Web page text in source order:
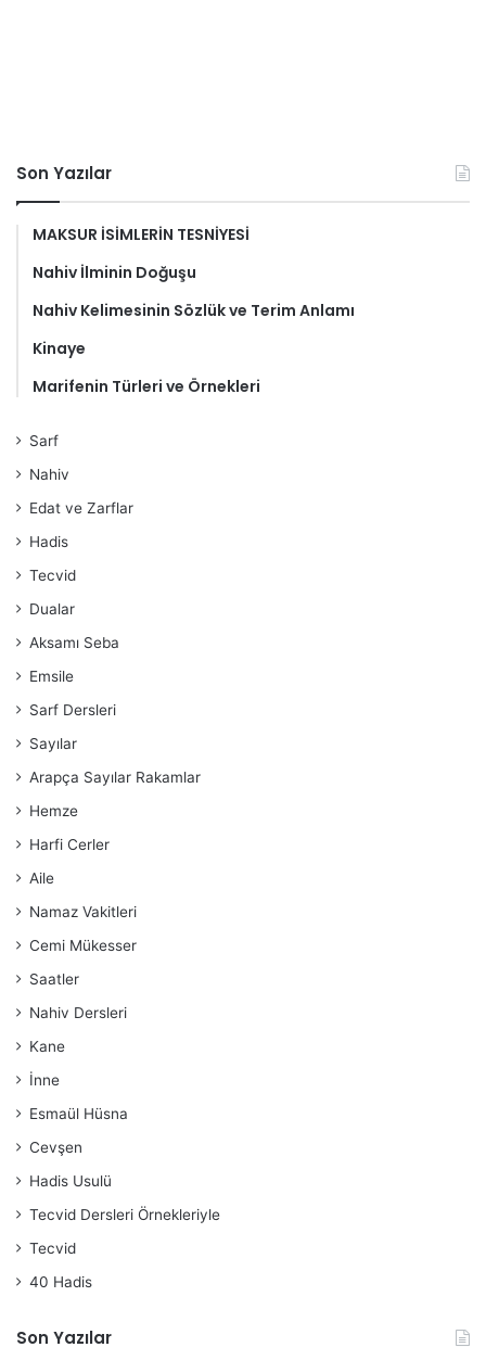
Son Yazılar
MAKSUR İSİMLERİN TESNİYESİ
Nahiv İlminin Doğuşu
Nahiv Kelimesinin Sözlük ve Terim Anlamı
Kinaye
Marifenin Türleri ve Örnekleri
Sarf
Nahiv
Edat ve Zarflar
Hadis
Tecvid
Dualar
Aksamı Seba
Emsile
Sarf Dersleri
Sayılar
Arapça Sayılar Rakamlar
Hemze
Harfi Cerler
Aile
Namaz Vakitleri
Cemi Mükesser
Saatler
Nahiv Dersleri
Kane
İnne
Esmaül Hüsna
Cevşen
Hadis Usulü
Tecvid Dersleri Örnekleriyle
Tecvid
40 Hadis
Son Yazılar